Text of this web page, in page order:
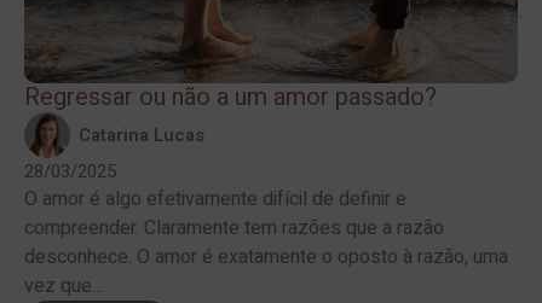
Regressar ou não a um amor passado?
Catarina Lucas
28/03/2025
O amor é algo efetivamente difícil de definir e
compreender. Claramente tem razões que a razão
desconhece. O amor é exatamente o oposto à razão, uma
vez que...